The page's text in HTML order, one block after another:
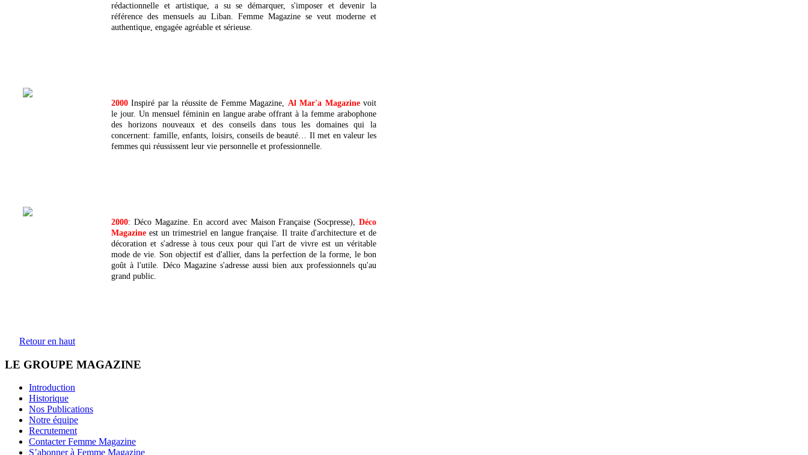
rédactionnelle et artistique, a su se démarquer, s'imposer et devenir la
référence des mensuels au Liban. Femme Magazine se veut moderne et
authentique, engagée agréable et sérieuse.
2000 Inspiré par la réussite de Femme Magazine, Al Mar'a Magazinevoit
le jour. Un mensuel féminin en langue arabe offrant à la femme arabophone
des horizons nouveaux et des conseils dans tous les domaines qui la
concernent: famille, enfants, loisirs, conseils de beauté… Il met en valeur les
femmes qui réussissent leur vie personnelle et professionnelle.
2000: Déco Magazine. En accord avec Maison Française (Socpresse), Déco
Magazine est un trimestriel en langue française. Il traite d'architecture et de
décoration et s'adresse à tous ceux pour qui l'art de vivre est un véritable
mode de vie. Son objectif est d'allier, dans la perfection de la forme, le bon
goût à l'utile. Déco Magazine s'adresse aussi bien aux professionnels qu'au
grand public.
Retour en haut
LE GROUPE MAGAZINE
Introduction
Historique
Nos Publications
Notre équipe
Recrutement
Contacter Femme Magazine
S’abonner à Femme Magazine